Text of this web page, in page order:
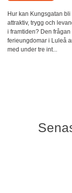
Hur kan Kungsgatan bli
attraktiv, trygg och
i framtiden? Den frågan
ferieungdomar i Luleå
med under tre int...